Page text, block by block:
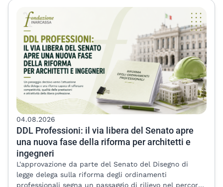
DDL Professioni: il via libera del Senato apre
una nuova fase della riforma per architetti e
ingegneri
04.08.2026
L'approvazione da parte del Senato del Disegno di
legge delega sulla riforma degli ordinamenti
professionali segna un passaggio di rilievo nel percorso